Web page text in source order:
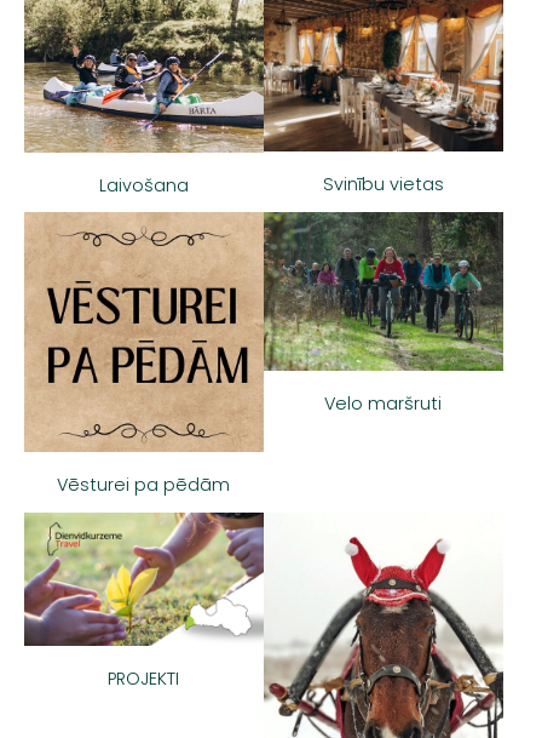
Laivošana Svinību vietas
Vēsturei pa pēdām
Velo maršruti
PROJEKTI